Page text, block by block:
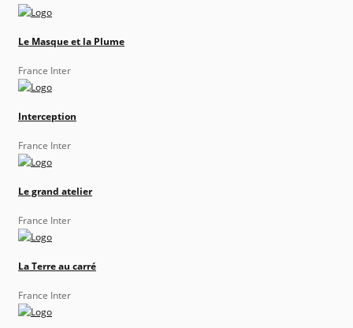
Le Masque et la Plume
France Inter
Interception
France Inter
Le grand atelier
France Inter
La Terre au carré
France Inter